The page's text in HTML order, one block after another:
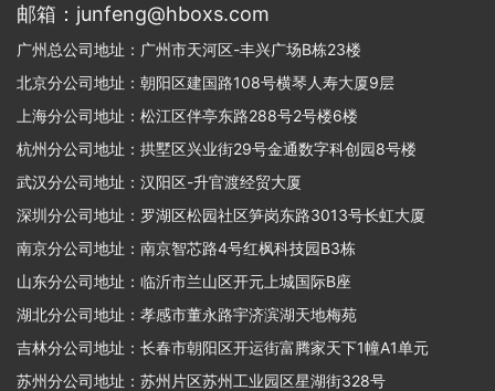
邮箱：junfeng@hboxs.com
广州总公司地址：广州市天河区-丰兴广场B栋23楼
北京分公司地址：朝阳区建国路108号横琴人寿大厦9层
上海分公司地址：松江区伴亭东路288号2号楼6楼
杭州分公司地址：拱墅区兴业街29号金通数字科创园8号楼
武汉分公司地址：汉阳区-升官渡经贸大厦
深圳分公司地址：罗湖区松园社区笋岗东路3013号长虹大厦
南京分公司地址：南京智芯路4号红枫科技园B3栋
山东分公司地址：临沂市兰山区开元上城国际B座
湖北分公司地址：孝感市董永路宇济滨湖天地梅苑
吉林分公司地址：长春市朝阳区开运街富腾家天下1幢A1单元
苏州分公司地址：苏州片区苏州工业园区星湖街328号